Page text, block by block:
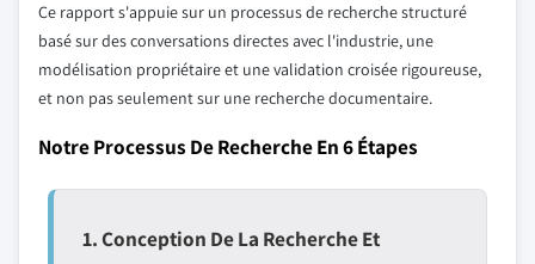
Ce rapport s'appuie sur un processus de recherche structuré
basé sur des conversations directes avec l'industrie, une
modélisation propriétaire et une validation croisée rigoureuse,
et non pas seulement sur une recherche documentaire.
Notre Processus De Recherche En 6 Étapes
1. Conception De La Recherche Et